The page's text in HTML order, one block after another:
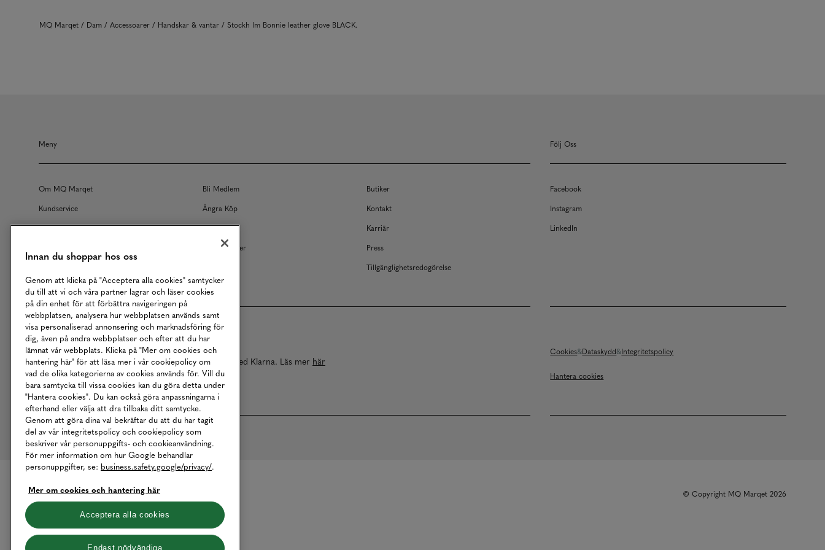
MQ Marqet Dam Accessoarer Handskar & vantar Stockh lm Bonnie leather glove BLACK.
Meny
Om MQ Marqet Bli Medlem
Butiker
Kundservice
Ångra Köp
Kontakt
Returer
Köpvillkor
Karriär
Våra Tjänster
Press
Tillgänglighetsredogörelse
Följ Oss
Facebook
Instagram
LinkedIn
Betalningar online sköts i samarbete med Klarna. Läs mer här
Cookies Dataskydd Integritetspolicy
Hantera cookies
© Copyright MQ Marqet 2026
Innan du shoppar hos oss
Genom att klicka på "Acceptera alla cookies" samtycker
du till att vi och våra partner lagrar och läser cookies
på din enhet för att förbättra navigeringen på
webbplatsen, analysera hur webbplatsen används samt
visa personaliserad annonsering och marknadsföring för
dig, även på andra webbplatser och efter att du har
lämnat vår webbplats. Klicka på "Mer om cookies och
hantering här" för att läsa mer i vår cookiepolicy om
vad de olika kategorierna av cookies används för. Vill du
bara samtycka till vissa cookies kan du göra detta under
"Hantera cookies". Du kan också göra anpassningarna i
efterhand eller välja att dra tillbaka ditt samtycke.
Genom att göra dina val bekräftar du att du har tagit
del av vår integritetspolicy och cookiepolicy som
beskriver vår personuppgifts- och cookieanvändning.
För mer information om hur Google behandlar
personuppgifter, se: business.safety.google/privacy/.
Mer om cookies och hantering här
Acceptera alla cookies
Endast nödvändiga